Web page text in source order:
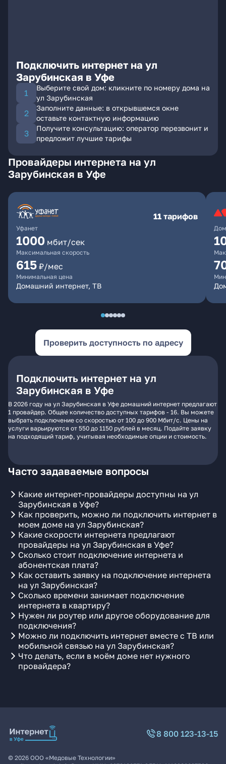
Подключить интернет на ул
Зарубинская в Уфе
Выберите свой дом: кликните по номеру дома на
ул Зарубинская
Заполните данные: в открывшемся окне
оставьте контактную информацию
Получите консультацию: оператор перезвонит и
предложит лучшие тарифы
Провайдеры интернета на ул
Зарубинская в Уфе
Уфанет
11 тарифов
1000 мбит/сек
Максимальная скорость
615 ₽/мес
Минимальная цена
Домашний интернет, ТВ
Проверить доступность по адресу
Подключить интернет на ул
Зарубинская в Уфе
В 2026 году на ул Зарубинская в Уфе домашний интернет предлагают
1 провайдер. Общее количество доступных тарифов - 16. Вы можете
выбрать подключение со скоростью от 100 до 900 Мбит/с. Цены на
услуги варьируются от 550 до 1150 рублей в месяц. Подайте заявку
на подходящий тариф, учитывая необходимые опции и стоимость.
Часто задаваемые вопросы
Какие интернет-провайдеры доступны на ул
Зарубинская в Уфе?
Как проверить, можно ли подключить интернет в
моем доме на ул Зарубинская?
Какие скорости интернета предлагают
провайдеры на ул Зарубинская в Уфе?
Сколько стоит подключение интернета и
абонентская плата?
Как оставить заявку на подключение интернета
на ул Зарубинская?
Сколько времени занимает подключение
интернета в квартиру?
Нужен ли роутер или другое оборудование для
подключения?
Можно ли подключить интернет вместе с ТВ или
мобильной связью на ул Зарубинская?
Что делать, если в моём доме нет нужного
провайдера?
8 800 123-13-15
© 2026 ООО «Медовые Технологии»